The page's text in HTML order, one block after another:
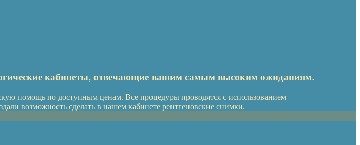
кабинеты, отвечающие вашим самым высоким ожиданиям.
помощь по доступным ценам. Все процедуры проводятся с использованием
возможность сделать в нашем кабинете рентгеновские снимки.